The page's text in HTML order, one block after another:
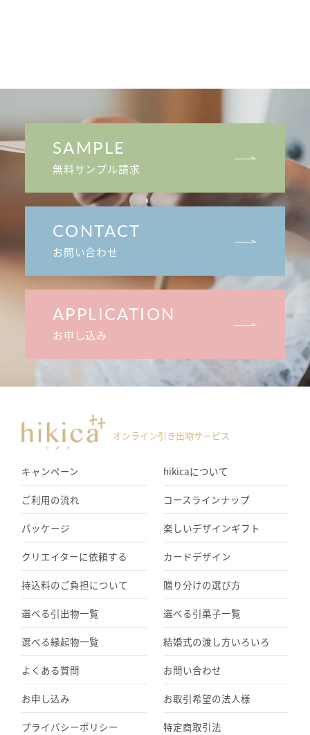
SAMPLE
無料サンプル請求
CONTACT
お問い合わせ
APPLICATION
お申し込み
オンライン引き出物サービス
キャンペーン hikicaについて
ご利用の流れ コースラインナップ
パッケージ 楽しいデザインギフト
クリエイターに依頼する カードデザイン
持込料のご負担について 贈り分けの選び方
選べる引出物一覧 選べる引菓子一覧
選べる縁起物一覧 結婚式の渡し方いろいろ
よくある質問 お問い合わせ
お申し込み お取引希望の法人様
プライバシーポリシー 特定商取引法